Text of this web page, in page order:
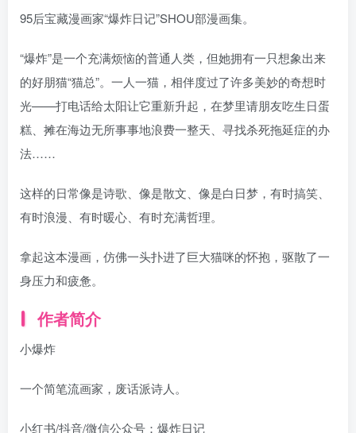
95后宝藏漫画家“爆炸日记”SHOU部漫画集。
“爆炸”是一个充满烦恼的普通人类，但她拥有一只想象出来
的好朋猫“猫总”。一人一猫，相伴度过了许多美妙的奇想时
光——打电话给太阳让它重新升起，在梦里请朋友吃生日蛋
糕、摊在海边无所事事地浪费一整天、寻找杀死拖延症的办
法……
这样的日常像是诗歌、像是散文、像是白日梦，有时搞笑、
有时浪漫、有时暖心、有时充满哲理。
拿起这本漫画，仿佛一头扑进了巨大猫咪的怀抱，驱散了一
身压力和疲惫。
作者简介
小爆炸
一个简笔流画家，废话派诗人。
小红书/抖音/微信公众号：爆炸日记